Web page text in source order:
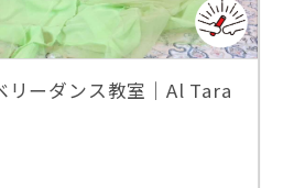
リーダンス教室｜Al Tara